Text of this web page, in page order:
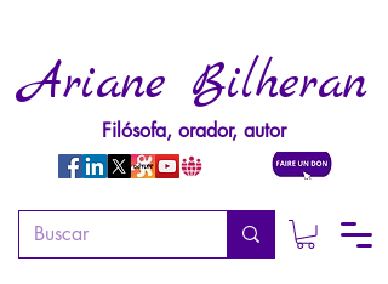
Ariane Bilheran
Filósofa, orador, autor